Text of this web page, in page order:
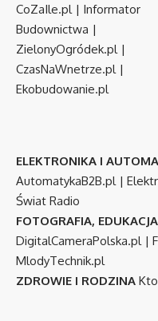
CoZaIle.pl | Informator
Budownictwa |
ZielonyOgródek.pl |
CzasNaWnetrze.pl |
Ekobudowanie.pl
ELEKTRONIKA I
AutomatykaB2B.pl |
Świat Radio
FOTOGRAFIA,
DigitalCameraPolska.pl |
MlodyTechnik.pl
ZDROWIE I RODZINA